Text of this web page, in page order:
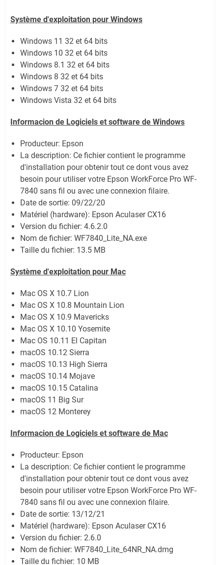
Système d'exploitation pour Windows
Windows 11 32 et 64 bits
Windows 10 32 et 64 bits
Windows 8.1 32 et 64 bits
Windows 8 32 et 64 bits
Windows 7 32 et 64 bits
Windows Vista 32 et 64 bits
Informacion de Logiciels et software de Windows
Producteur: Epson
La description: Ce fichier contient le programme
d'installation pour obtenir tout ce dont vous avez
besoin pour utiliser votre Epson WorkForce Pro WF-
7840 sans fil ou avec une connexion filaire.
Date de sortie: 09/22/20
Matériel (hardware): Epson Aculaser CX16
Version du fichier: 4.6.2.0
Nom de fichier: WF7840_Lite_NA.exe
Taille du fichier: 13.5 MB
Système d'exploitation pour Mac
Mac OS X 10.7 Lion
Mac OS X 10.8 Mountain Lion
Mac OS X 10.9 Mavericks
Mac OS X 10.10 Yosemite
Mac OS 10.11 El Capitan
macOS 10.12 Sierra
macOS 10.13 High Sierra
macOS 10.14 Mojave
macOS 10.15 Catalina
macOS 11 Big Sur
macOS 12 Monterey
Informacion de Logiciels et software de Mac
Producteur: Epson
La description: Ce fichier contient le programme
d'installation pour obtenir tout ce dont vous avez
besoin pour utiliser votre Epson WorkForce Pro WF-
7840 sans fil ou avec une connexion filaire.
Date de sortie: 13/12/21
Matériel (hardware): Epson Aculaser CX16
Version du fichier: 2.6.0
Nom de fichier: WF7840_Lite_64NR_NA.dmg
Taille du fichier: 10 MB